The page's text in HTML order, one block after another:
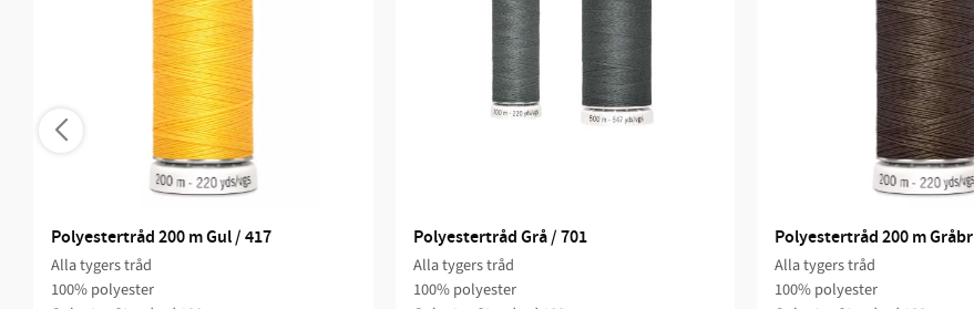
Polyestertråd 200 m Gul / 417
Alla tygers tråd
100% polyester
Polyestertråd Grå / 701
Alla tygers tråd
100% polyester
Polyestertråd 200 m
Alla tygers tråd
100% polyester